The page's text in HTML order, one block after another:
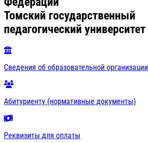
Томский государственный
педагогический университет
Сведения об образовательной организации
Абитуриенту (нормативные документы)
Реквизиты для оплаты